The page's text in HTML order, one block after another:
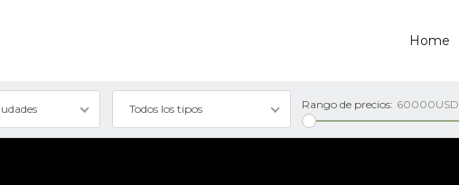
Home
Todos los tipos Rango de precios: 60000USD